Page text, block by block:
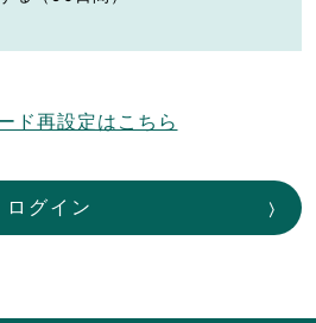
ド再設定はこちら
ログイン